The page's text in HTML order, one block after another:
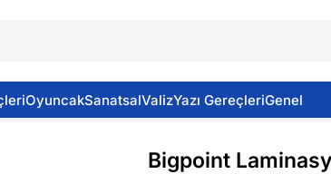
OyuncakSanatsalValizYazı GereçleriGenel
A4 100 Mıcron
Bigpoint